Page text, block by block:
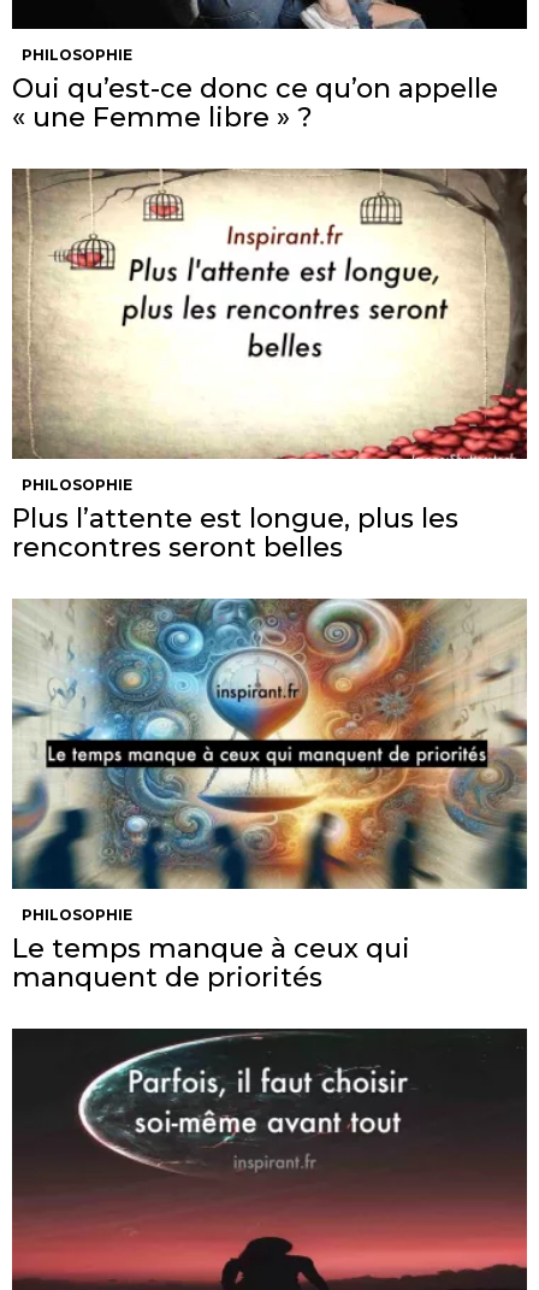
PHILOSOPHIE
Oui qu’est-ce donc ce qu’on appelle
« une Femme libre » ?
PHILOSOPHIE
Plus l’attente est longue, plus les
rencontres seront belles
PHILOSOPHIE
Le temps manque à ceux qui
manquent de priorités